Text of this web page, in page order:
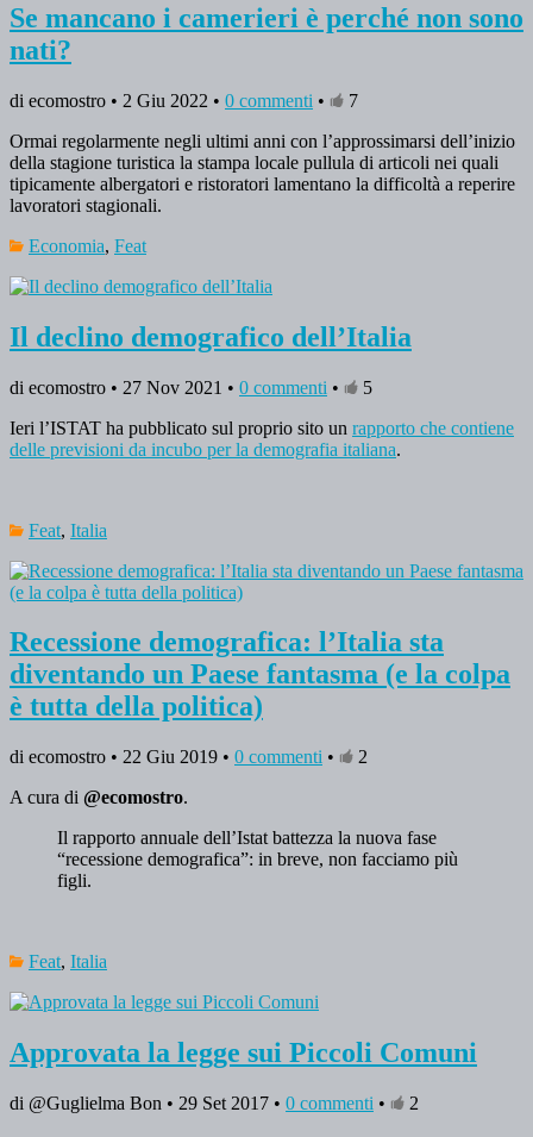
Se mancano i camerieri è perché non sono
nati?
di ecomostro • 2 Giu 2022 • 0 commenti •
7
Ormai regolarmente negli ultimi anni con l’approssimarsi dell’inizio
della stagione turistica la stampa locale pullula di articoli nei quali
tipicamente albergatori e ristoratori lamentano la difficoltà a reperire
lavoratori stagionali.
Economia, Feat
Il declino demografico dell’Italia
di ecomostro • 27 Nov 2021 • 0 commenti •
5
Ieri l’ISTAT ha pubblicato sul proprio sito un rapporto che contiene
delle previsioni da incubo per la demografia italiana.
Feat, Italia
Recessione demografica: l’Italia sta
diventando un Paese fantasma (e la colpa
è tutta della politica)
di ecomostro • 22 Giu 2019 • 0 commenti •
2
A cura di @ecomostro.
Il rapporto annuale dell’Istat battezza la nuova fase
“recessione demografica”: in breve, non facciamo più
figli.
Feat, Italia
Approvata la legge sui Piccoli Comuni
di @Guglielma Bon • 29 Set 2017 • 0 commenti •
2